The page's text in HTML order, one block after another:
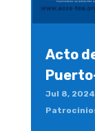
Acto
Jul 8, 2024